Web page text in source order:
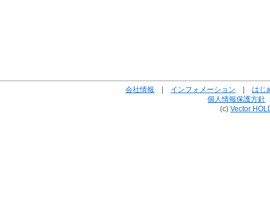
会社情報 インフォメーション
はじ
個人情報保護方針
(c) Vector